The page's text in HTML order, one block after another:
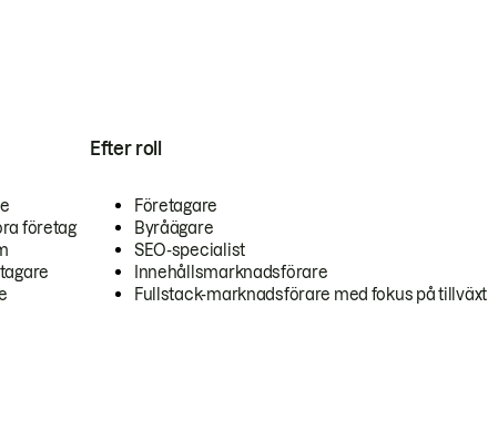
företag
Efter roll
Företagare
Byråägare
SEO-specialist
Innehållsmarknadsförare
Fullstack-marknadsförare med fokus på tillväxt